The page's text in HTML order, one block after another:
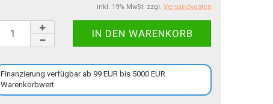
inkl. 19% MwSt. zzgl. Versandkosten
Finanzierung verfügbar ab 99 EUR bis 5000 EUR
Warenkorbwert